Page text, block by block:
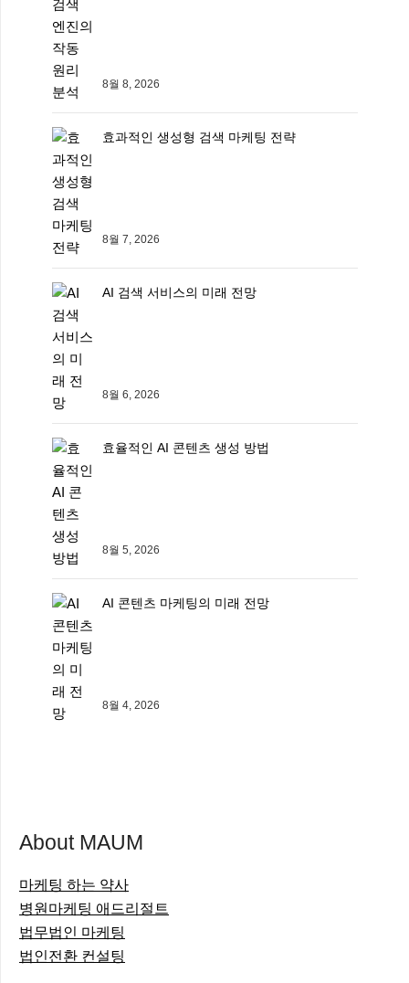
8월 8, 2026
효과적인 생성형 검색 마케팅 전략
8월 7, 2026
AI 검색 서비스의 미래 전망
8월 6, 2026
효율적인 AI 콘텐츠 생성 방법
8월 5, 2026
AI 콘텐츠 마케팅의 미래 전망
8월 4, 2026
About MAUM
마케팅 하는 약사
병원마케팅 애드리절트
법무법인 마케팅
법인전환 컨설팅